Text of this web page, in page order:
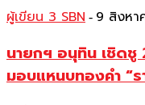
ผู้เขียน 3 SBN - 9 สิงห
นายกฯ อนุทิน เชิด
มอบแหนบทองคำ “ร